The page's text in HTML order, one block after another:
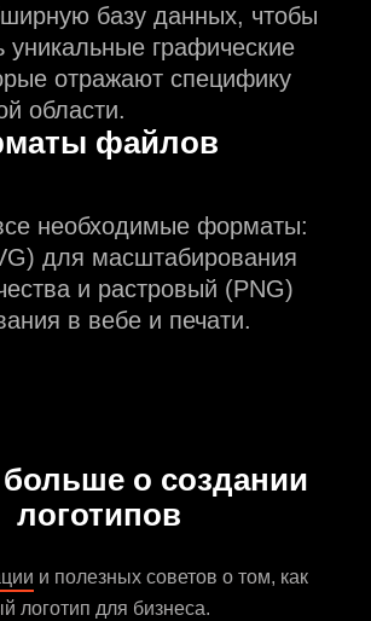
базу данных, чтобы
уникальные графические
отражают специфику
области.
файлов
необходимые форматы:
для масштабирования
и растровый (PNG)
в вебе и печати.
больше о создании
логотипов
и полезных советов о том, как
логотип для бизнеса.